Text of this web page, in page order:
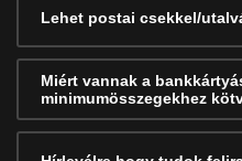
Lehet postai csekkel/
Miért vannak a
minimumösszegekhez